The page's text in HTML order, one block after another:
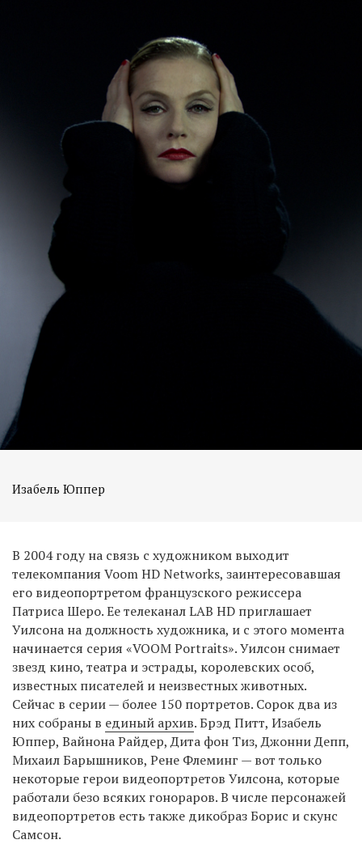
Изабель Юппер
В 2004 году на связь с художником выходит
телекомпания Voom HD Networks, заинтересовавшая
его видеопортретом французского режиссера
Патриса Шеро. Ее телеканал LAB HD приглашает
Уилсона на должность художника, и с этого момента
начинается серия «VOOM Portraits». Уилсон снимает
звезд кино, театра и эстрады, королевских особ,
известных писателей и неизвестных животных.
Сейчас в серии — более 150 портретов. Сорок два из
них собраны в единый архив. Брэд Питт, Изабель
Юппер, Вайнона Райдер, Дита фон Тиз, Джонни Депп,
Михаил Барышников, Рене Флеминг — вот только
некоторые герои видеопортретов Уилсона, которые
работали безо всяких гонораров. В числе персонажей
видеопортретов есть также дикобраз Борис и скунс
Самсон.